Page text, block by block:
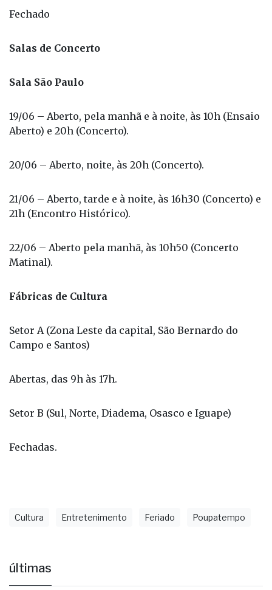
Fechado
Salas de Concerto
Sala São Paulo
19/06 – Aberto, pela manhã e à noite, às 10h (Ensaio
Aberto) e 20h (Concerto).
20/06 – Aberto, noite, às 20h (Concerto).
21/06 – Aberto, tarde e à noite, às 16h30 (Concerto) e
21h (Encontro Histórico).
22/06 – Aberto pela manhã, às 10h50 (Concerto
Matinal).
Fábricas de Cultura
Setor A (Zona Leste da capital, São Bernardo do
Campo e Santos)
Abertas, das 9h às 17h.
Setor B (Sul, Norte, Diadema, Osasco e Iguape)
Fechadas.
Cultura Entretenimento Feriado Poupatempo
últimas